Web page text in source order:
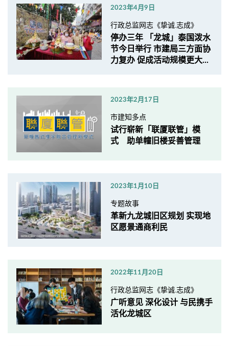
2023年4月9日
行政总监网志《挚诚.志成》
停办三年 「龙城」泰国泼水
节今日举行 市建局三方面协
力复办 促成活动规模更大...
2023年2月17日
市建知多点
试行崭新「联厦联管」模
式 助单幢旧楼妥善管理
2023年1月10日
专题故事
革新九龙城旧区规划 实现地
区愿景通商利民
2022年11月20日
行政总监网志《挚诚.志成》
广听意见 深化设计 与民携手
活化龙城区